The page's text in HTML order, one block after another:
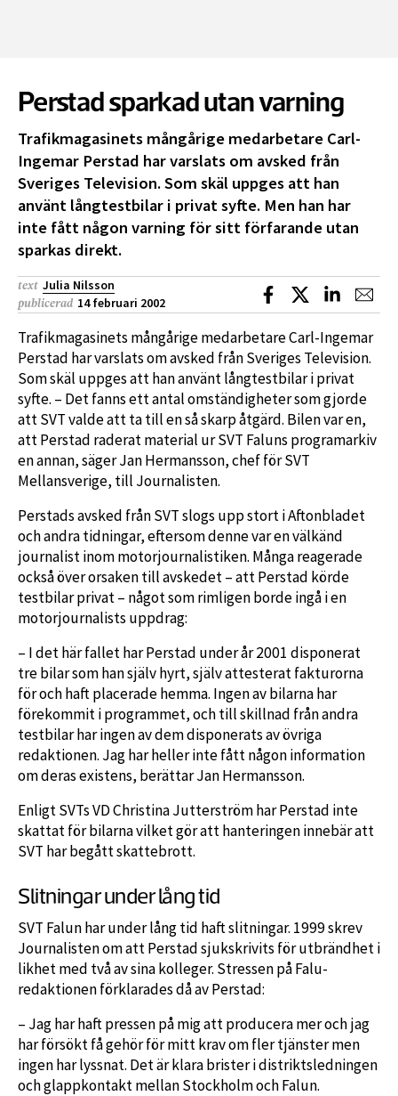
Perstad sparkad utan varning
Trafikmagasinets mångårige medarbetare Carl-
Ingemar Perstad har varslats om avsked från
Sveriges Television. Som skäl uppges att han
använt långtestbilar i privat syfte. Men han har
inte fått någon varning för sitt förfarande utan
sparkas direkt.
text Julia Nilsson
publicerad 14 februari 2002
Dela på Facebook
Dela på XDela på
Trafikmagasinets mångårige medarbetare Carl-Ingemar
Perstad har varslats om avsked från Sveriges Television.
Som skäl uppges att han använt långtestbilar i privat
syfte. – Det fanns ett antal omständigheter som gjorde
att SVT valde att ta till en så skarp åtgärd. Bilen var en,
att Perstad raderat material ur SVT Faluns programarkiv
en annan, säger Jan Hermansson, chef för SVT
Mellansverige, till Journalisten.
Perstads avsked från SVT slogs upp stort i Aftonbladet
och andra tidningar, eftersom denne var en välkänd
journalist inom motorjournalistiken. Många reagerade
också över orsaken till avskedet – att Perstad körde
testbilar privat – något som rimligen borde ingå i en
motorjournalists uppdrag:
– I det här fallet har Perstad under år 2001 disponerat
tre bilar som han själv hyrt, själv attesterat fakturorna
för och haft placerade hemma. Ingen av bilarna har
förekommit i programmet, och till skillnad från andra
testbilar har ingen av dem disponerats av övriga
redaktionen. Jag har heller inte fått någon information
om deras existens, berättar Jan Hermansson.
Enligt SVTs VD Christina Jutterström har Perstad inte
skattat för bilarna vilket gör att hanteringen innebär att
SVT har begått skattebrott.
Slitningar under lång tid
SVT Falun har under lång tid haft slitningar. 1999 skrev
Journalisten om att Perstad sjukskrivits för utbrändhet i
likhet med två av sina kolleger. Stressen på Falu-
redaktionen förklarades då av Perstad:
– Jag har haft pressen på mig att producera mer och jag
har försökt få gehör för mitt krav om fler tjänster men
ingen har lyssnat. Det är klara brister i distriktsledningen
och glappkontakt mellan Stockholm och Falun.